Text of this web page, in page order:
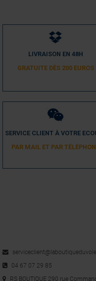
LIVRAISON EN 48H
GRATUITE DÈS 200 EUROS
SERVICE CLIENT À VOTRE
PAR MAIL ET PAR
04 67 07 29 85
RS BOUTIQUE 290 rue